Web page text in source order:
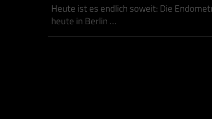
Heute ist es endlich soweit: Die
heute in Berlin …